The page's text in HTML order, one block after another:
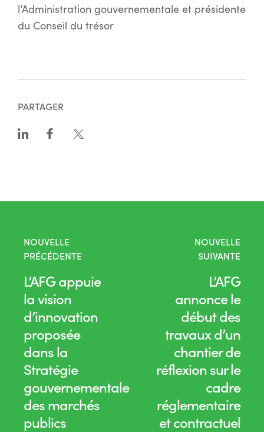
l’Administration gouvernementale et présidente
du Conseil du trésor
PARTAGER
NOUVELLE
PRÉCÉDENTE
L’AFG appuie
la vision
d’innovation
proposée
dans la
Stratégie
gouvernementale
des marchés
publics
NOUVELLE
SUIVANTE
L’AFG
annonce le
début des
travaux d’un
chantier de
réflexion sur le
cadre
réglementaire
et contractuel